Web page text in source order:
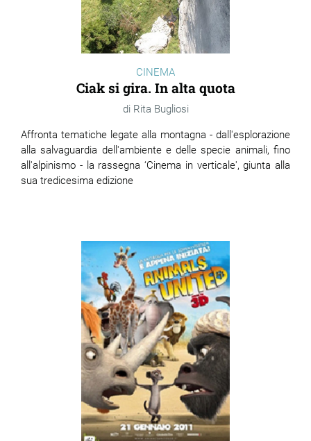
CINEMA
Ciak si gira. In alta quota
Rita Bugliosi
Affronta tematiche legate alla montagna - dall'esplorazione
alla salvaguardia dell'ambiente e delle specie animali, fino
all'alpinismo - la rassegna ‘Cinema in verticale', giunta alla
sua tredicesima edizione